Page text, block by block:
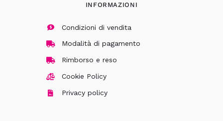
INFORMAZIONI
Condizioni di vendita
Modalità di pagamento
Rimborso e reso
Cookie Policy
Privacy policy